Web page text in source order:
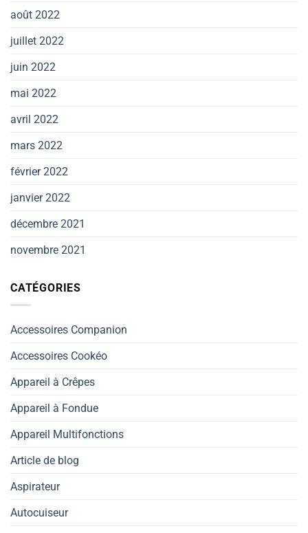
août 2022
juillet 2022
juin 2022
mai 2022
avril 2022
mars 2022
février 2022
janvier 2022
décembre 2021
novembre 2021
CATÉGORIES
Accessoires Companion
Accessoires Cookéo
Appareil à Crêpes
Appareil à Fondue
Appareil Multifonctions
Article de blog
Aspirateur
Autocuiseur